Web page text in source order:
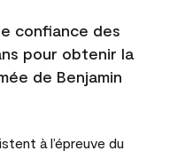
confiance des
pour obtenir la
de Benjamin
à l’épreuve du